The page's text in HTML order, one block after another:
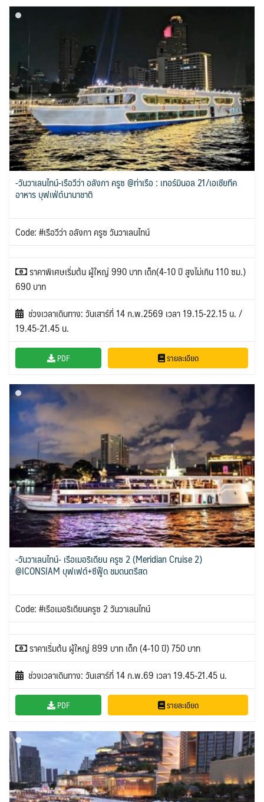
-วันวาเลนไทน์-เรือวีว่า อลังกา ครูซ @ท่าเรือ : เทอร์มินอล 21/เอเชียทีค
อาหาร บุฟเฟ่ต์นานาชาติ
Code: #เรือวีว่า อลังกา ครูซ วันวาเลนไทน์
ราคาพิเศษเริ่มต้น ผู้ใหญ่ 990 บาท เด็ก(4-10 ปี สูงไม่เกิน 110 ซม.)
690 บาท
ช่วงเวลาเดินทาง: วันเสาร์ที่ 14 ก.พ.2569 เวลา 19.15-22.15 น. /
19.45-21.45 น.
PDF รายละเอียด
-วันวาเลนไทน์- เรือเมอริเดียน ครูซ 2 (Meridian Cruise 2)
@ICONSIAM บุฟเฟต์+ซีฟู๊ด ชมดนตรีสด
Code: #เรือเมอริเดียนครูซ 2 วันวาเลนไทน์
ราคาเริ่มต้น ผู้ใหญ่ 899 บาท เด็ก (4-10 ปี) 750 บาท
ช่วงเวลาเดินทาง: วันเสาร์ที่ 14 ก.พ.69 เวลา 19.45-21.45 น.
PDF รายละเอียด